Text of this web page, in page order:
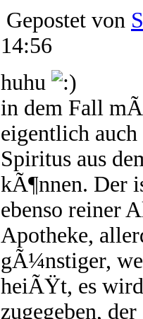
Gepostet von
14:56
huhu
in dem Fall
eigentlich
Spiritus aus
kÃ¶nnen. Der
ebenso reiner
Apotheke,
gÃ¼nstiger,
heiÃŸt, es
zugegeben,